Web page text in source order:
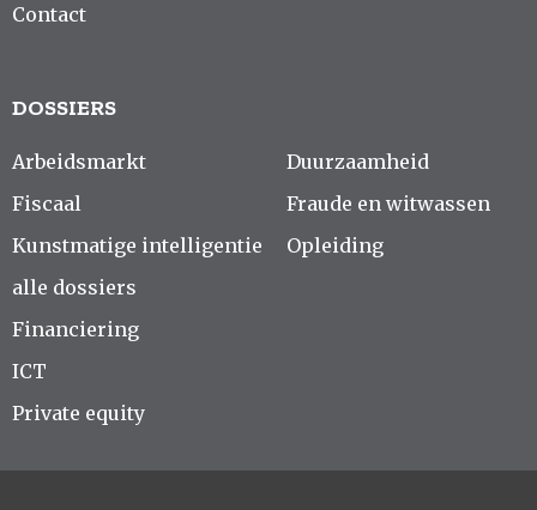
Contact
DOSSIERS
Arbeidsmarkt
Fiscaal
Kunstmatige intelligentie
alle dossiers
Duurzaamheid
Fraude en witwassen
Opleiding
Financiering
ICT
Private equity